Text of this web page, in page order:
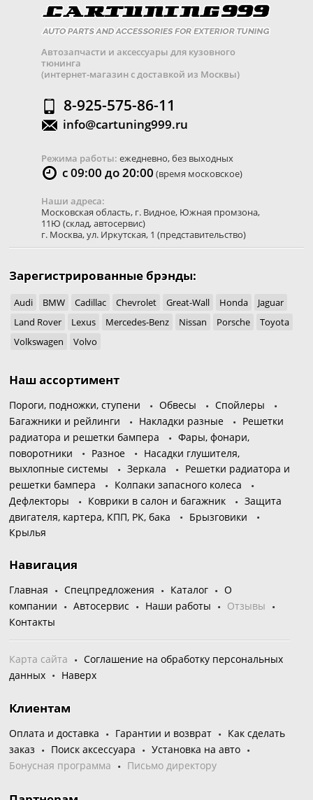
Автозапчасти и аксессуары для кузовного
тюнинга
(интернет-магазин с доставкой из Москвы)
8-925-575-86-11
info@cartuning999.ru
Режима работы: ежедневно, без выходных
с 09:00 до 20:00 (время московское)
Наши адреса:
Московская область, г. Видное, Южная промзона,
11Ю (склад, автосервис)
г. Москва,ул. Иркутская, 1 (представительство)
Зарегистрированные брэнды:
Audi BMW Cadillac Chevrolet Great-Wall Honda
Jaguar
Land Rover
Lexus Mercedes-Benz Nissan Porsche
Toyota
Volkswagen
Volvo
Наш ассортимент
Пороги, подножки, ступени Обвесы
Спойлеры
Багажники и рейлинги
Накладки разные
Решетки
радиатора и решетки бампера
Фары, фонари,
поворотники
Разное
Насадки глушителя,
выхлопные системы
Зеркала
Решетки радиатора и
решетки бампера
Колпаки запасного колеса
Дефлекторы
Коврики в салон и багажник
Защита
двигателя, картера, КПП, РК, бака
Брызговики
Крылья
Навигация
Главная Спецпредложения Каталог
О
компании
Автосервис Наши работы
Отзывы
Контакты
Карта сайта
Соглашение на обработку персональных
данных
Наверх
Клиентам
Оплата и доставка Гарантии и возврат
Как сделать
заказ
Поиск аксессуара
Установка на авто
Бонусная программа
Письмо директору